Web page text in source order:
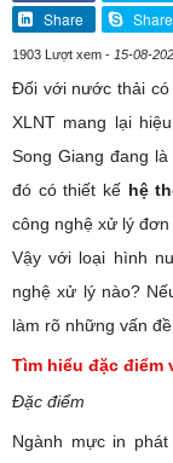
Share
Share
1903 Lượt xem - 15-08-
Đối với nước thải có
XLNT mang lại
Song Giang đang
đó có thiết kế hệ
công nghệ xử lý
Vậy với loại hình
nghệ xử lý nào?
làm rõ những vấn đề
Tìm hiểu đặc điểm
Đặc điểm
Ngành mực in